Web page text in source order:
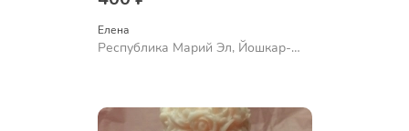
Елена
Республика Марий Эл, Йошкар-